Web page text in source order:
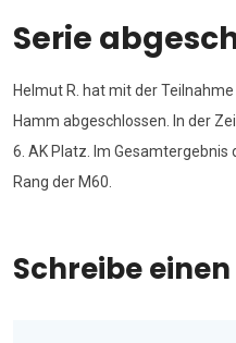
Serie
Helmut R. hat mit der
Hamm abgeschlossen. In der
6. AK Platz. Im Gesamtergebnis
Rang der M60.
Schreibe